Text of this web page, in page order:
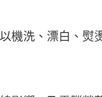
機洗、漂白、熨